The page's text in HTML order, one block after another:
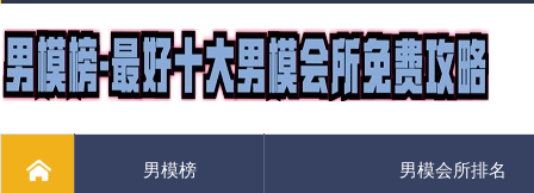
男模榜 男模会所排名